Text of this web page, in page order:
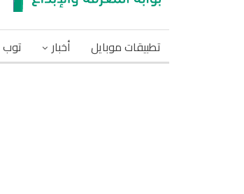
تطبيقات موبايل أخبار توب 10